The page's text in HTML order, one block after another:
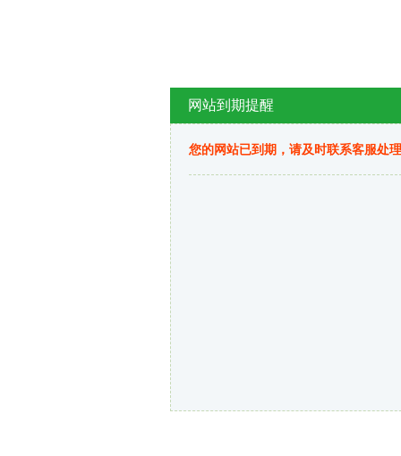
网站到期提醒
您的网站已到期，请及时联系客服处理